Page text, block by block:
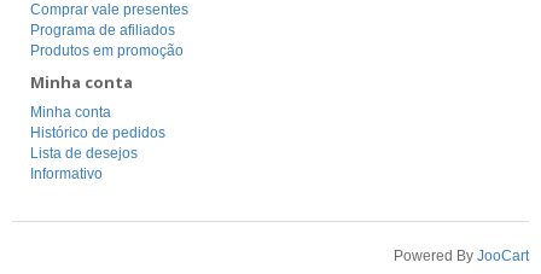
Comprar vale presentes
Programa de afiliados
Produtos em promoção
Minha conta
Minha conta
Histórico de pedidos
Lista de desejos
Informativo
Powered By JooCart